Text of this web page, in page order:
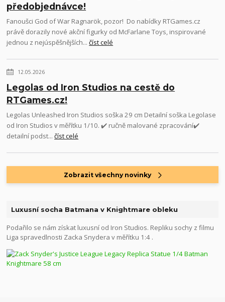
předobjednávce!
Fanoušci God of War Ragnarök, pozor! Do nabídky RTGames.cz
právě dorazily nové akční figurky od McFarlane Toys, inspirované
jednou z nejúspěšnějších...číst celé
12.05.2026
Legolas od Iron Studios na cestě do
RTGames.cz!
Legolas Unleashed Iron Studios soška 29 cm Detailní soška Legolase
od Iron Studios v měřítku 1/10. ✔️ ručně malované zpracování✔️
detailní podst...číst celé
Zobrazit všechny novinky
Luxusní socha Batmana v Knightmare obleku
Podařilo se nám získat luxusní od Iron Studios. Repliku sochy z filmu
Liga spravedlnosti Zacka Snydera v měřítku 1:4 .